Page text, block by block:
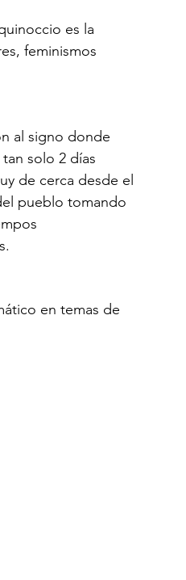
es la
feminismos
al signo donde
solo 2 días
de cerca desde el
pueblo tomando
en temas de